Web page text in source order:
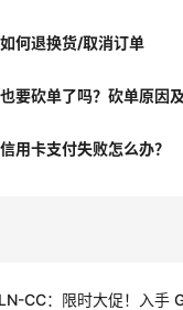
何退换货/取消订单
要砍单了吗？砍单原因
用卡支付失败怎么办？
LN-CC：限时大促！入手